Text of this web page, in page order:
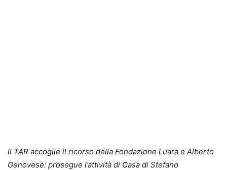
Il TAR accoglie il ricorso della Fondazione Luara e Alberto
Genovese: prosegue l’attività di Casa di Stefano